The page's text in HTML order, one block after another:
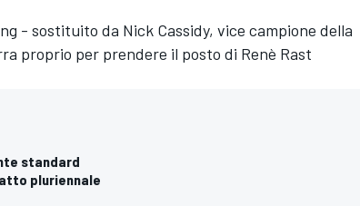
- sostituito da Nick Cassidy, vice campione della
proprio per prendere il posto di Renè Rast
standard
pluriennale